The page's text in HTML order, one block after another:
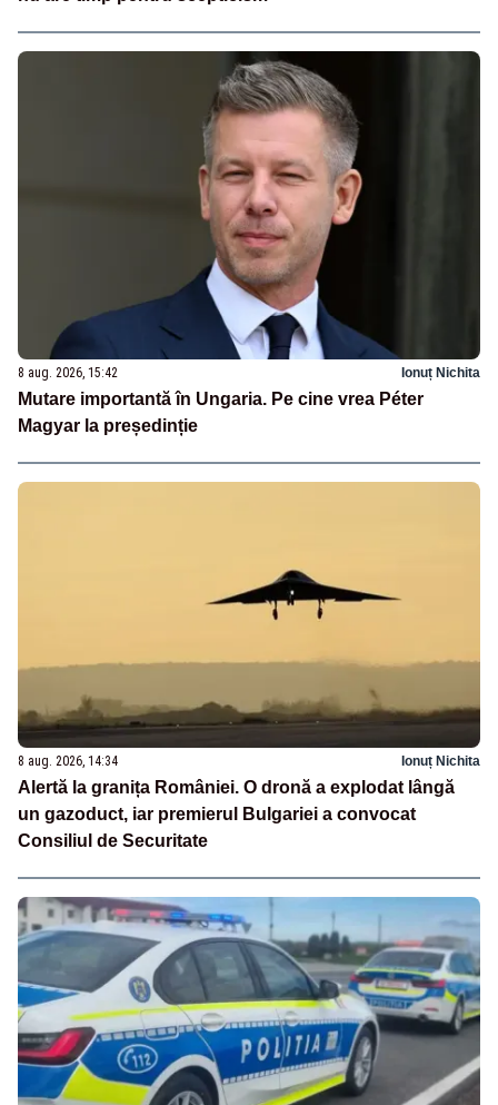
8 aug. 2026, 15:42 Ionuț Nichita
Mutare importantă în Ungaria. Pe cine vrea Péter
Magyar la președinție
8 aug. 2026, 14:34 Ionuț Nichita
Alertă la granița României. O dronă a explodat lângă
un gazoduct, iar premierul Bulgariei a convocat
Consiliul de Securitate